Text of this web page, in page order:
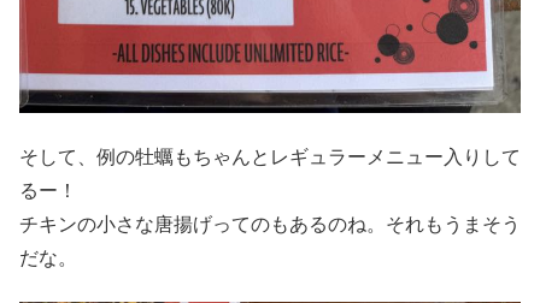
そして、例の牡蠣もちゃんとレギュラーメニュー入りして
るー！
チキンの小さな唐揚げってのもあるのね。それもうまそう
だな。